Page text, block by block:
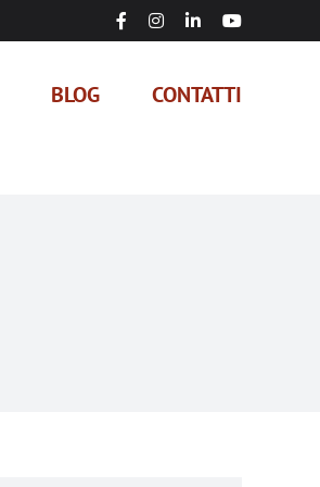
FacebookInstagram
LinkedInYouTube
BLOG CONTATTI